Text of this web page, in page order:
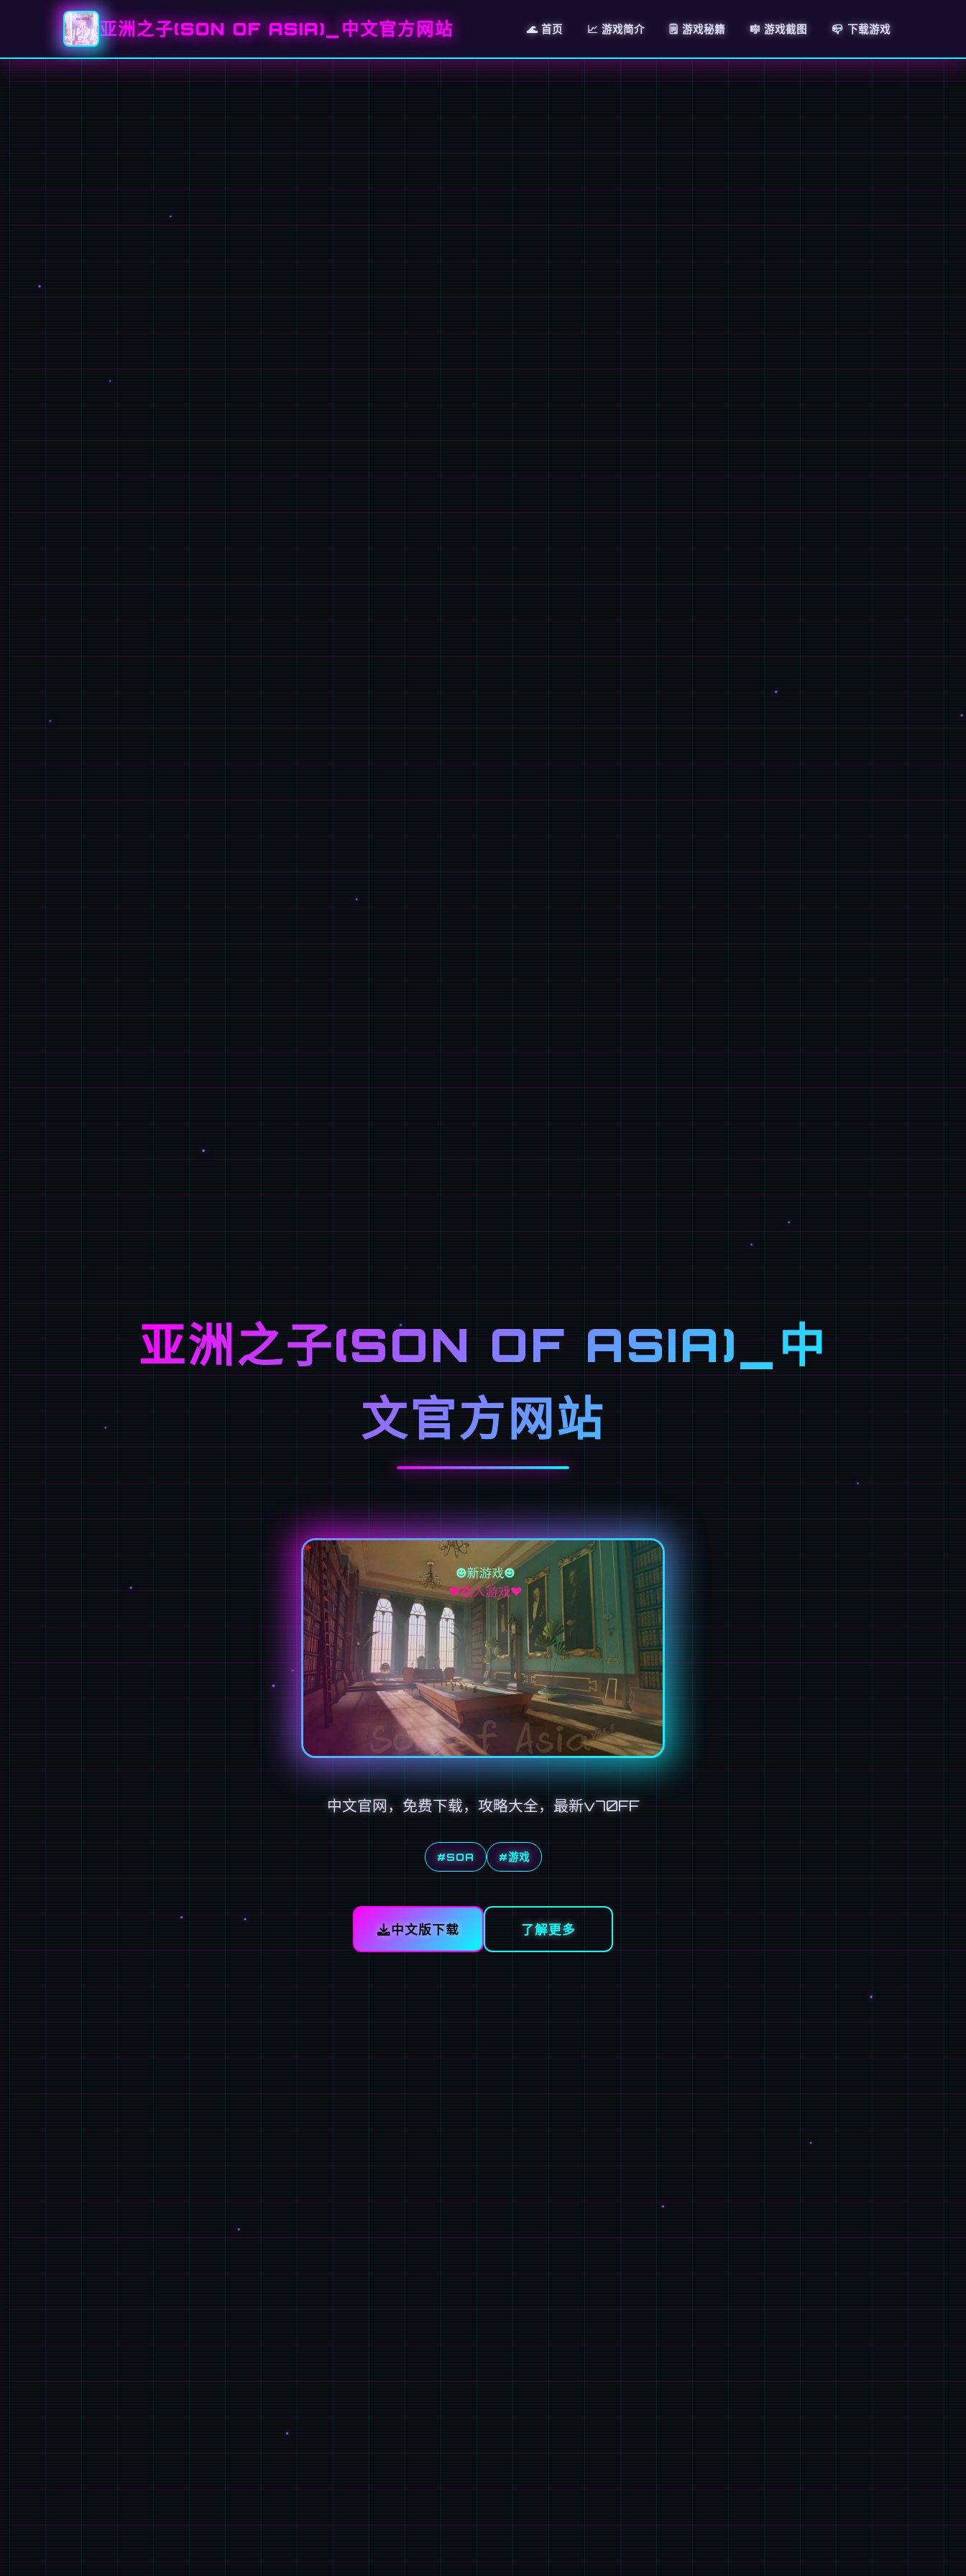
亚洲之子(SON OF ASIA)_中文官方网站 🌊 首页 📈 游戏简介 🗒️ 游戏秘籍 🎼 游戏截图 📪 下载游戏
亚洲之子(SON OF ASIA)_中
文官方网站
中文官网，免费下载，攻略大全，最新v70FF
#SOA #游戏
中文版下载 了解更多